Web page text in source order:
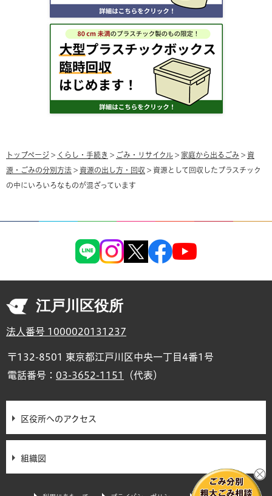
トップページ > くらし・手続き > ごみ・リサイクル > 家庭から出るごみ > 資
源・ごみの分別方法 > 資源の出し方・回収 > 資源として回収したプラスチック
の中にいろいろなものが混ざっています
江戸川区役所
法人番号 1000020131237
〒132-8501 東京都江戸川区中央一丁目4番1号
電話番号： 03-3652-1151 （代表）
区役所へのアクセス
組織図